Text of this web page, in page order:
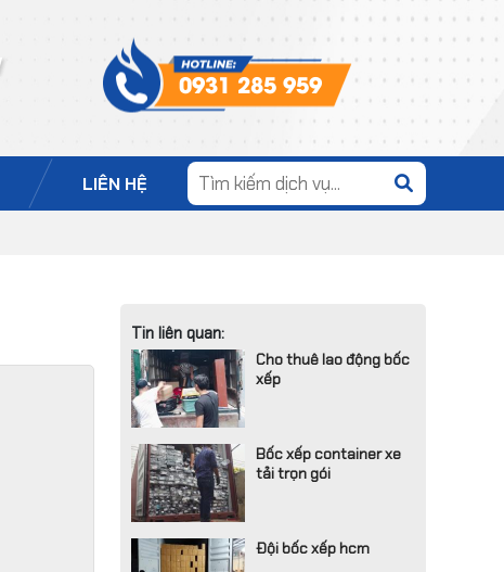
0931 285 959
LIÊN HỆ
Tin liên quan:
Cho thuê lao động bốc
xếp
Bốc xếp container xe
tải trọn gói
Đội bốc xếp hcm